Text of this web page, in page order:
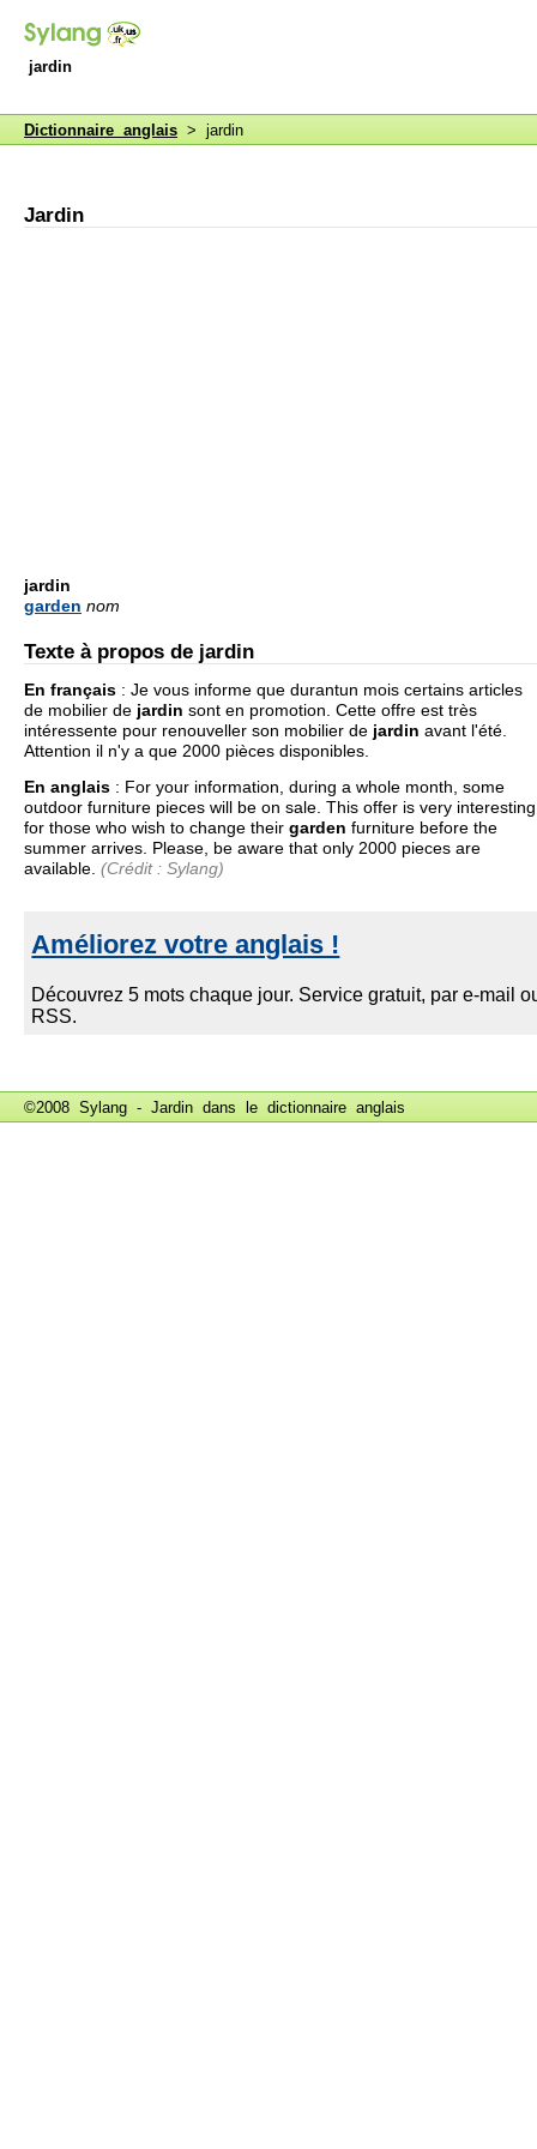
jardin
Dictionnaire anglais > jardin
Jardin
jardin
garden nom
Texte à propos de jardin
En français : Je vous informe que durantun mois certains articles
de mobilier de jardin sont en promotion. Cette offre est très
intéressente pour renouveller son mobilier de jardin avant l'été.
Attention il n'y a que 2000 pièces disponibles.
En anglais : For your information, during a whole month, some
outdoor furniture pieces will be on sale. This offer is very interesting
for those who wish to change their garden furniture before the
summer arrives. Please, be aware that only 2000 pieces are
available. (Crédit : Sylang)
©2008 Sylang - Jardin dans le dictionnaire anglais